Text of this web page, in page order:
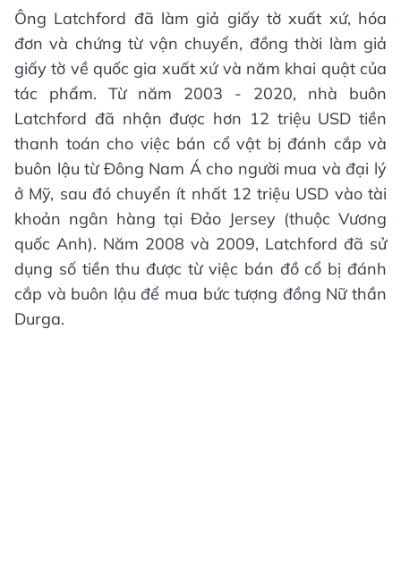
Ông Latchford đã làm giả giấy tờ xuất xứ, hóa
đơn và chứng từ vận chuyển, đồng thời làm giả
giấy tờ về quốc gia xuất xứ và năm khai quật của
tác phẩm. Từ năm 2003 - 2020, nhà buôn
Latchford đã nhận được hơn 12 triệu USD tiền
thanh toán cho việc bán cổ vật bị đánh cắp và
buôn lậu từ Đông Nam Á cho người mua và đại lý
ở Mỹ, sau đó chuyển ít nhất 12 triệu USD vào tài
khoản ngân hàng tại Đảo Jersey (thuộc Vương
quốc Anh). Năm 2008 và 2009, Latchford đã sử
dụng số tiền thu được từ việc bán đồ cổ bị đánh
cắp và buôn lậu để mua bức tượng đồng Nữ thần
Durga.